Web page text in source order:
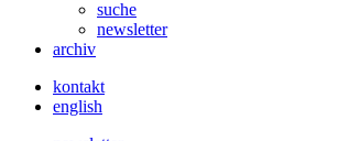
suche
newsletter
archiv
kontakt
english